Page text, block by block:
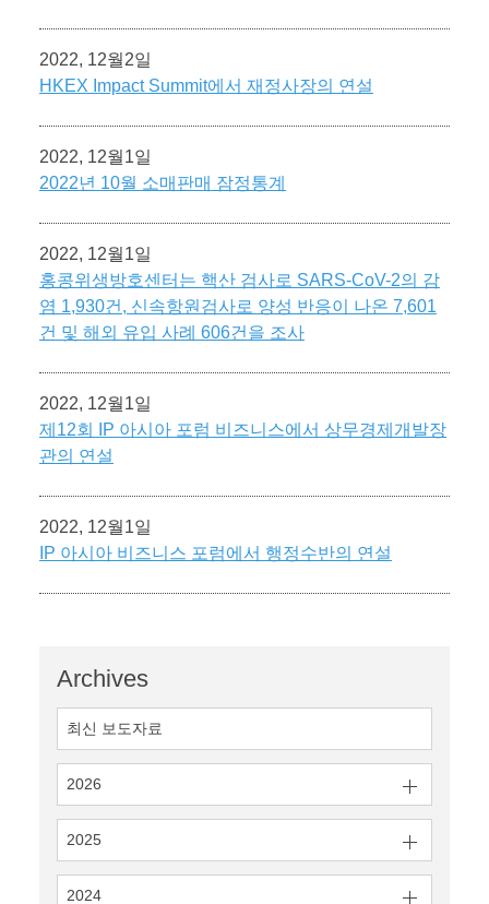
Archives
최신 보도자료
2026
2025
2024
2022, 12월2일
HKEX Impact Summit에서 재정사장의 연설
2022, 12월1일
2022년 10월 소매판매 잠정통계
2022, 12월1일
홍콩위생방호센터는 핵산 검사로 SARS-CoV-2의 감
염 1,930건, 신속항원검사로 양성 반응이 나온 7,601
건 및 해외 유입 사례 606건을 조사
2022, 12월1일
제12회 IP 아시아 포럼 비즈니스에서 상무경제개발장
관의 연설
2022, 12월1일
IP 아시아 비즈니스 포럼에서 행정수반의 연설